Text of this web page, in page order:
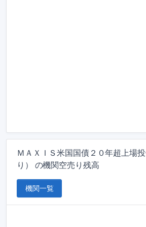
ＭＡＸＩＳ米国国債２０年超上場
り） の機関空売り残高
機関一覧